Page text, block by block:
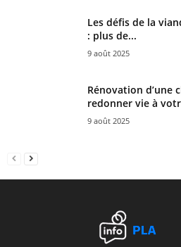
Les défis de la
: plus de...
9 août 2025
Rénovation d’une
redonner vie à
9 août 2025